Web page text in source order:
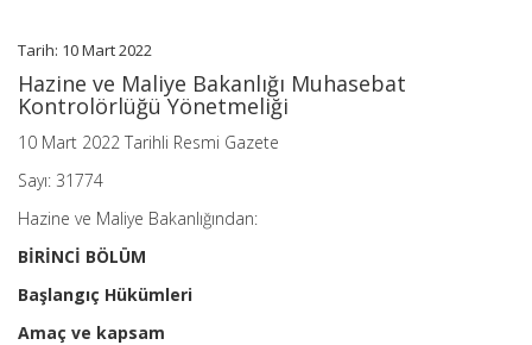
Tarih: 10 Mart 2022
Hazine ve Maliye Bakanlığı Muhasebat
Kontrolörlüğü Yönetmeliği
10 Mart 2022 Tarihli Resmi Gazete
Sayı: 31774
Hazine ve Maliye Bakanlığından:
BİRİNCİ BÖLÜM
Başlangıç Hükümleri
Amaç ve kapsam